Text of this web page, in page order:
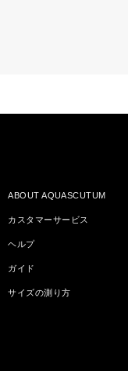
ABOUT AQUASCUTUM
カスタマーサービス
ヘルプ
ガイド
サイズの測り方